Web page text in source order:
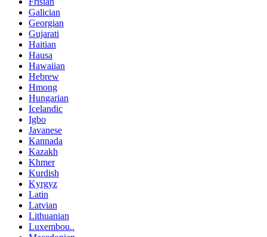
Galician
Georgian
Gujarati
Haitian
Hausa
Hawaiian
Hebrew
Hmong
Hungarian
Icelandic
Igbo
Javanese
Kannada
Kazakh
Khmer
Kurdish
Kyrgyz
Latin
Latvian
Lithuanian
Luxembou..